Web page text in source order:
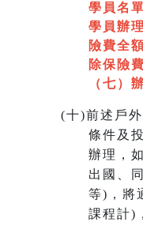
學員名單
學員辦
險費全
除保險
（七）
(十)前述戶
條件及
辦理，
出國、
等)，將
課程計)